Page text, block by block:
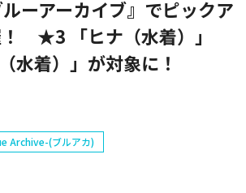
ーアーカイブ』でピックア
★3 「ヒナ（水着）」
水着）」が対象に！
Archive-(ブルアカ)